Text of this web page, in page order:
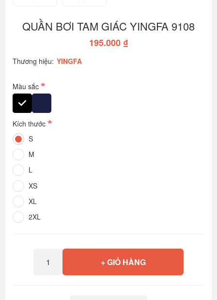
QUẦN BƠI TAM GIÁC YINGFA 9108
195.000 ₫
Thương hiệu: YINGFA
Màu sắc*
Kích thước*
S
M
L
XS
XL
2XL
+ GIỎ HÀNG